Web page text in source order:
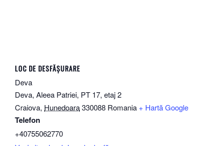
LOC DE DESFĂȘURARE
Deva
Deva, Aleea Patriei, PT 17, etaj 2
Craiova, Hunedoara330088 Romania + Hartă Google
Telefon
+40755062770